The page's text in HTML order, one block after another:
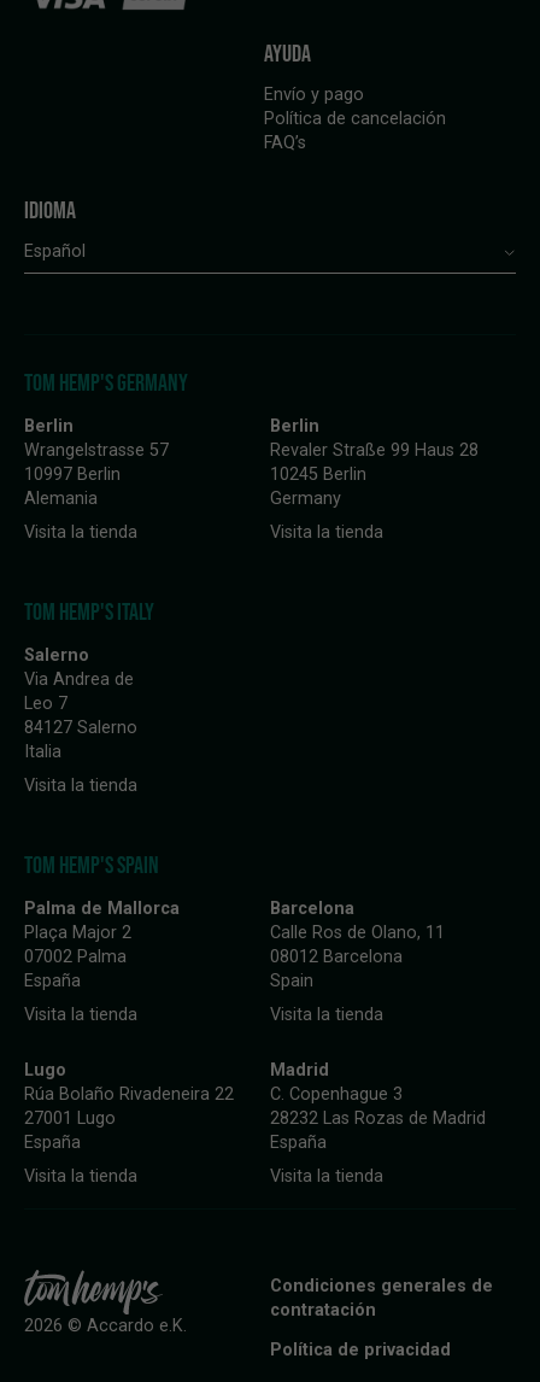
AYUDA
Envío y pago
Política de cancelación
FAQ’s
IDIOMA
Español
TOM HEMP'S GERMANY
Berlin
Wrangelstrasse 57
10997 Berlin
Alemania
Visita la tienda
Berlin
Revaler Straße 99 Haus 28
10245 Berlin
Germany
Visita la tienda
TOM HEMP'S ITALY
Salerno
Via Andrea de
Leo 7
84127 Salerno
Italia
Visita la tienda
TOM HEMP'S SPAIN
Palma de Mallorca
Plaça Major 2
07002 Palma
España
Visita la tienda
Barcelona
Calle Ros de Olano, 11
08012 Barcelona
Spain
Visita la tienda
Lugo
Rúa Bolaño Rivadeneira 22
27001 Lugo
España
Visita la tienda
Madrid
C. Copenhague 3
28232 Las Rozas de Madrid
España
Visita la tienda
Condiciones generales de
contratación
Política de privacidad
2026 © Accardo e.K.